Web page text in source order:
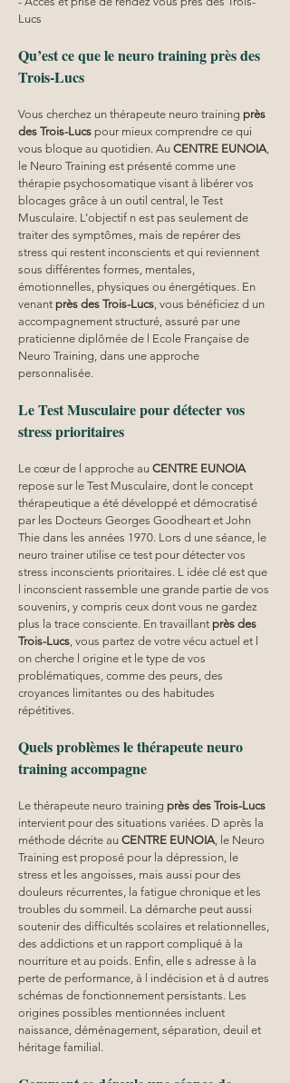
Lucs
Qu’est ce que le neuro training près des
Trois-Lucs
Vous cherchez un thérapeute neuro training près
des Trois-Lucs pour mieux comprendre ce qui
vous bloque au quotidien. Au CENTRE EUNOIA
le Neuro Training est présenté comme une
thérapie psychosomatique visant à libérer vos
blocages grâce à un outil central, le Test
Musculaire. L’objectif n est pas seulement de
traiter des symptômes, mais de repérer des
stress qui restent inconscients et qui reviennent
sous différentes formes, mentales,
émotionnelles, physiques ou énergétiques. En
venant près des Trois-Lucs , vous bénéficiez d un
accompagnement structuré, assuré par une
praticienne diplômée de l Ecole Française de
Neuro Training, dans une approche
personnalisée.
Le Test Musculaire pour détecter vos
stress prioritaires
Le cœur de l approche au CENTRE EUNOIA
repose sur le Test Musculaire, dont le concept
thérapeutique a été développé et démocratisé
par les Docteurs Georges Goodheart et John
Thie dans les années 1970. Lors d une séance, le
neuro trainer utilise ce test pour détecter vos
stress inconscients prioritaires. L idée clé est que
l inconscient rassemble une grande partie de vos
souvenirs, y compris ceux dont vous ne gardez
plus la trace consciente. En travaillant près des
Trois-Lucs , vous partez de votre vécu actuel et l
on cherche l origine et le type de vos
problématiques, comme des peurs, des
croyances limitantes ou des habitudes
répétitives.
Quels problèmes le thérapeute neuro
training accompagne
Le thérapeute neuro training près des Trois-Lucs
intervient pour des situations variées. D après la
méthode décrite au CENTRE EUNOIA , le Neuro
Training est proposé pour la dépression, le
stress et les angoisses, mais aussi pour des
douleurs récurrentes, la fatigue chronique et les
troubles du sommeil. La démarche peut aussi
soutenir des difficultés scolaires et relationnelles,
des addictions et un rapport compliqué à la
nourriture et au poids. Enfin, elle s adresse à la
perte de performance, à l indécision et à d autres
schémas de fonctionnement persistants. Les
origines possibles mentionnées incluent
naissance, déménagement, séparation, deuil et
héritage familial.